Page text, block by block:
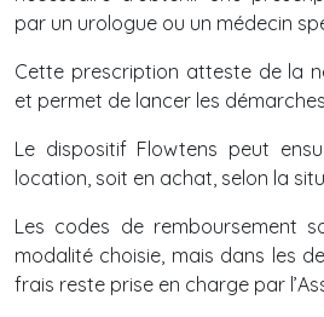
par un urologue ou un médecin
Cette prescription atteste de la
et permet de lancer les
Le dispositif Flowtens peut
location, soit en achat, selon la
Les codes de remboursement
modalité choisie, mais dans les
frais reste prise en charge par